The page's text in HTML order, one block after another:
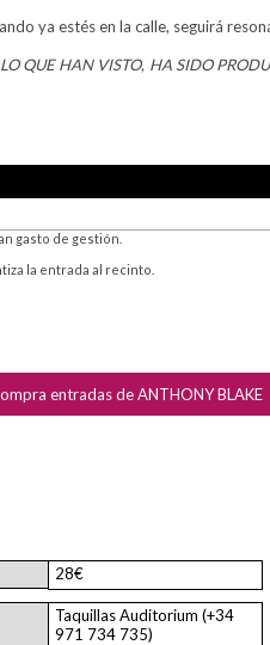
ya estés en la calle, seguirá
QUE HAN VISTO, HA SIDO
gasto de gestión.
la entrada al recinto.
entradas de ANTHONY BLAKE
28€
Taquillas Auditorium (+34
971 734 735)